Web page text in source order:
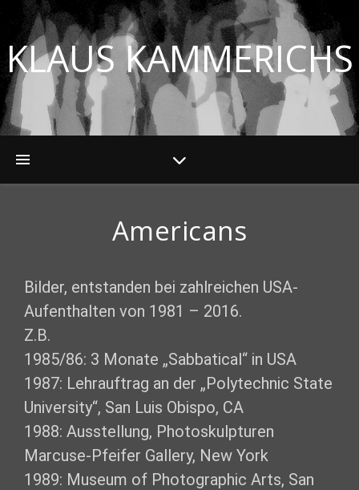
KLAUS KAMMERICHS
Americans
Bilder, entstanden bei zahlreichen USA-
Aufenthalten von 1981 – 2016.
Z.B.
1985/86: 3 Monate „Sabbatical“ in USA
1987: Lehrauftrag an der „Polytechnic State
University“, San Luis Obispo, CA
1988: Ausstellung, Photoskulpturen
Marcuse-Pfeifer Gallery, New York
1989: Museum of Photographic Arts, San